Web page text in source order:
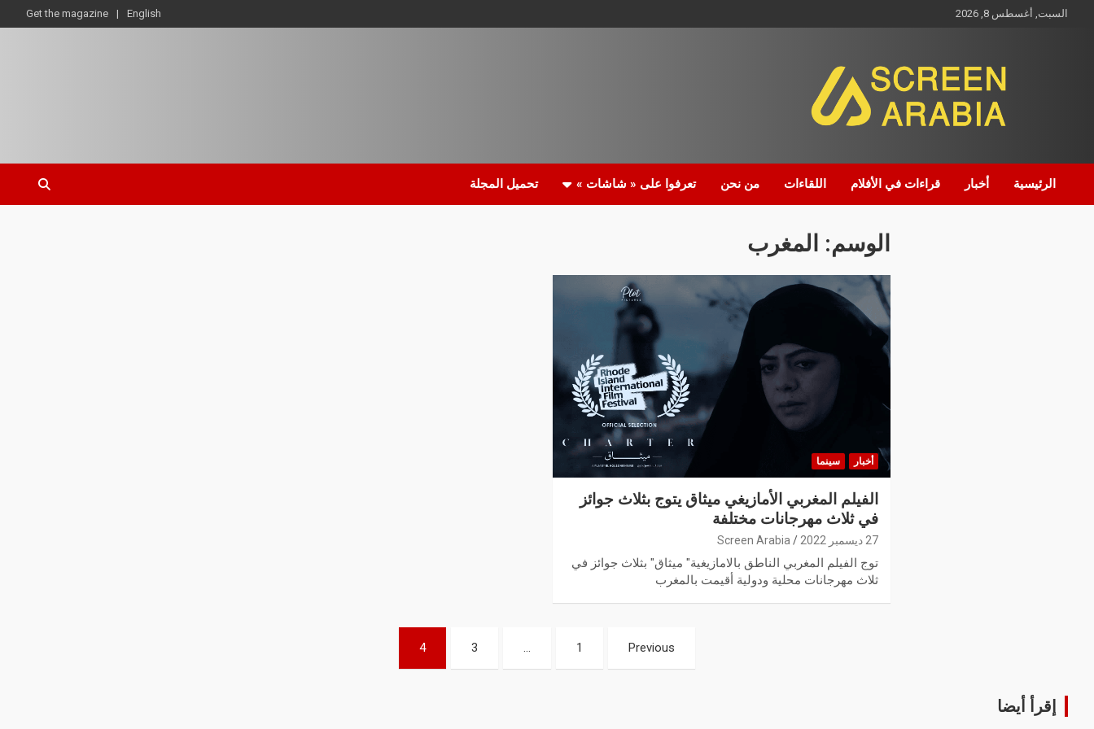
السبت, أغسطس 8, 2026 English
Get the magazine
Screen Arabia
الرئيسية أخبار قراءات في الأفلام اللقاءات من نحن تعرفوا على « شاشات » تحميل المجلة
الوسم: المغرب
أخبار سينما
الفيلم المغربي الأمازيغي ميثاق يتوج بثلاث جوائز
في ثلاث مهرجانات مختلفة
27 ديسمبر 2022 Screen Arabia
توج الفيلم المغربي الناطق بالامازيغية" ميثاق" بثلاث جوائز في
ثلاث مهرجانات محلية ودولية أقيمت بالمغرب
Previous
1
…
3
4
إقرأ أيضا